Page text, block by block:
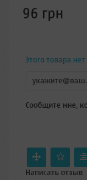
96 грн
Этого товара
Сообщите мне,
Написать отзыв